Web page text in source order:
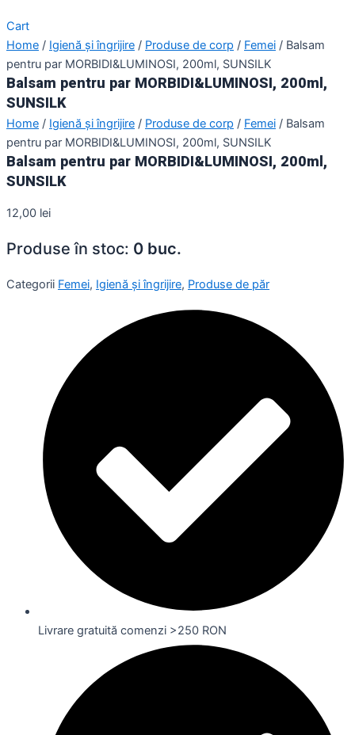
Cart
Home / Igienă și îngrijire / Produse de corp / Femei / Balsam
pentru par MORBIDI&LUMINOSI, 200ml, SUNSILK
Balsam pentru par MORBIDI&LUMINOSI, 200ml,
SUNSILK
Home / Igienă și îngrijire / Produse de corp / Femei / Balsam
pentru par MORBIDI&LUMINOSI, 200ml, SUNSILK
Balsam pentru par MORBIDI&LUMINOSI, 200ml,
SUNSILK
12,00 lei
Produse în stoc: 0 buc.
Categorii Femei, Igienă și îngrijire, Produse de păr
Livrare gratuită comenzi >250 RON